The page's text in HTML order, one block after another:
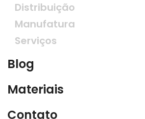
Distribuição
Manufatura
Serviços
Blog
Materiais
Contato